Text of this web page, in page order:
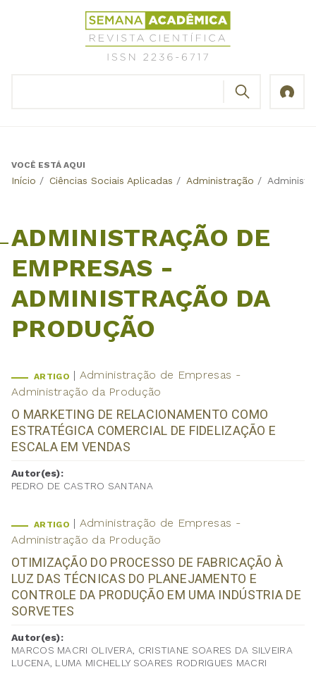
Revista
Científica
Semana
Back
VOCÊ ESTÁ AQUI
Início / Ciências Sociais Aplicadas / Administração /
ADMINISTRAÇÃO DE
EMPRESAS -
ADMINISTRAÇÃO DA
PRODUÇÃO
ARTIGO
Administração de Empresas -
Administração da Produção
O MARKETING DE RELACIONAMENTO COMO
ESTRATÉGICA COMERCIAL DE FIDELIZAÇÃO E
ESCALA EM VENDAS
Autor(es):
PEDRO DE CASTRO SANTANA
ARTIGO
Administração de Empresas -
Administração da Produção
OTIMIZAÇÃO DO PROCESSO DE FABRICAÇÃO À
LUZ DAS TÉCNICAS DO PLANEJAMENTO E
CONTROLE DA PRODUÇÃO EM UMA INDÚSTRIA DE
SORVETES
Autor(es):
MARCOS MACRI OLIVERA, CRISTIANE SOARES DA SILVEIRA
LUCENA, LUMA MICHELLY SOARES RODRIGUES MACRI